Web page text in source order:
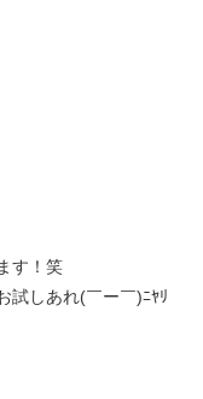
す！笑
試しあれ(￣ー￣)ﾆﾔﾘ